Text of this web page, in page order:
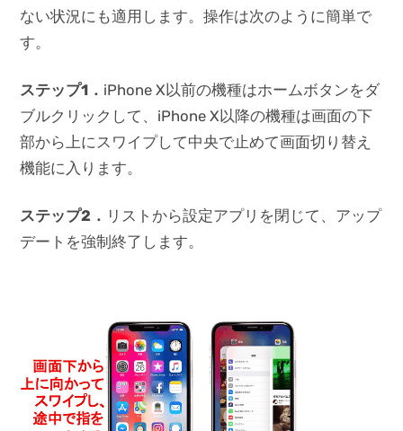
ない状況にも適用します。操作は次のように簡単で
す。
ステップ1 ． iPhone X以前の機種はホームボタンをダ
ブルクリックして、iPhone X以降の機種は画面の下
部から上にスワイプして中央で止めて画面切り替え
機能に入ります。
ステップ2． リストから設定アプリを閉じて、アップ
デートを強制終了します。